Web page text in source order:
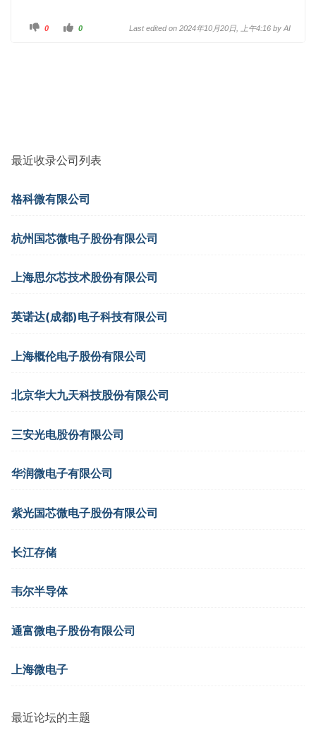
踩0
赞0 Last edited on 2024年10月20日, 上午4:16 byAI
最近收录公司列表
格科微有限公司
杭州国芯微电子股份有限公司
上海思尔芯技术股份有限公司
英诺达(成都)电子科技有限公司
上海概伦电子股份有限公司
北京华大九天科技股份有限公司
三安光电股份有限公司
华润微电子有限公司
紫光国芯微电子股份有限公司
长江存储
韦尔半导体
通富微电子股份有限公司
上海微电子
最近论坛的主题